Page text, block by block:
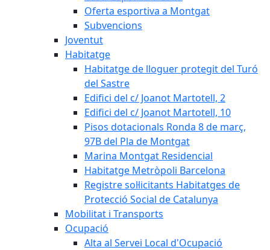
Oferta esportiva a Montgat
Subvencions
Joventut
Habitatge
Habitatge de lloguer protegit del Turó
del Sastre
Edifici del c/ Joanot Martotell, 2
Edifici del c/ Joanot Martotell, 10
Pisos dotacionals Ronda 8 de març,
97B del Pla de Montgat
Marina Montgat Residencial
Habitatge Metròpoli Barcelona
Registre sol·licitants Habitatges de
Protecció Social de Catalunya
Mobilitat i Transports
Ocupació
Alta al Servei Local d'Ocupació